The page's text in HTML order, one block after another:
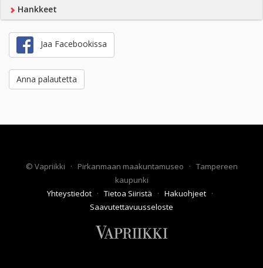
Hankkeet
Jaa Facebookissa
Anna palautetta
© Vapriikki · Pirkanmaan maakuntamuseo · Tampereen
kaupunki
Yhteystiedot · Tietoa Siiristä · Hakuohjeet ·
Saavutettavuusseloste